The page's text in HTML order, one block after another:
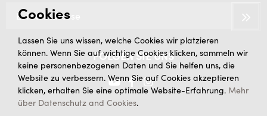
Cookies
Lassen Sie uns wissen, welche Cookies wir platzieren
können. Wenn Sie auf wichtige Cookies klicken, sammeln wir
keine personenbezogenen Daten und Sie helfen uns, die
Website zu verbessern. Wenn Sie auf Cookies akzeptieren
klicken, erhalten Sie eine optimale Website-Erfahrung. Mehr
über Datenschutz and Cookies.
FOLGEN SIE UNS